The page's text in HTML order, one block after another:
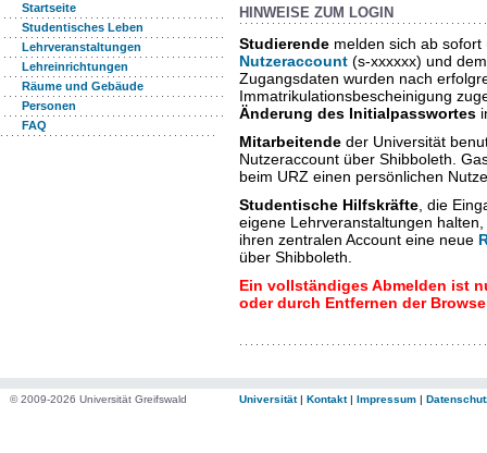
Startseite
Studentisches Leben
Lehrveranstaltungen
Lehreinrichtungen
Räume und Gebäude
Personen
FAQ
HINWEISE ZUM LOGIN
Studierende melden sich ab
Nutzeraccount (s-xxxxxx) und
Zugangsdaten wurden nach
Immatrikulationsbescheinigung
Änderung des Initialpasswortes
Mitarbeitende der Universität
Nutzeraccount über Shibboleth.
beim URZ einen persönlichen
Studentische Hilfskräfte , die
eigene Lehrveranstaltungen
ihren zentralen Account eine neue
über Shibboleth.
Ein vollständiges Abmelden ist
oder durch Entfernen der
© 2009-2026 Universität Greifswald Universität| Kontakt| Impressum |